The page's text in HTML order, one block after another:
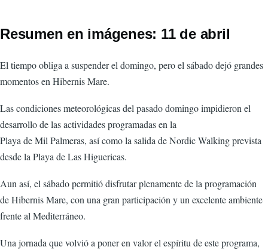
Resumen en imágenes: 11 de abril
El tiempo obliga a suspender el domingo, pero el sábado dejó grandes
momentos en Hibernis Mare.
Las condiciones meteorológicas del pasado domingo impidieron el
desarrollo de las actividades programadas en la
Playa de Mil Palmeras, así como la salida de Nordic Walking prevista
desde la Playa de Las Higuericas.
Aun así, el sábado permitió disfrutar plenamente de la programación
de Hibernis Mare, con una gran participación y un excelente ambiente
frente al Mediterráneo.
Una jornada que volvió a poner en valor el espíritu de este programa,